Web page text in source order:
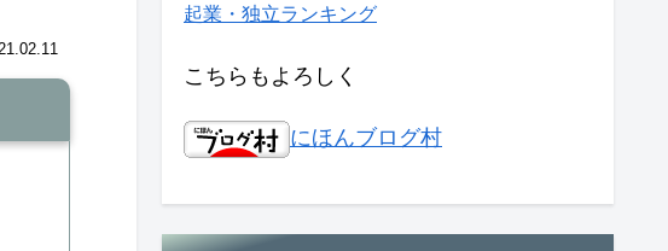
起業・独立ランキング
こちらもよろしく
にほんブログ村